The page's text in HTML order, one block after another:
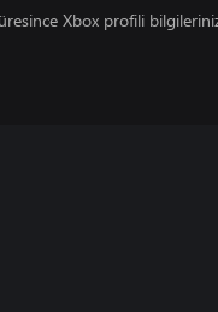
Xbox profili